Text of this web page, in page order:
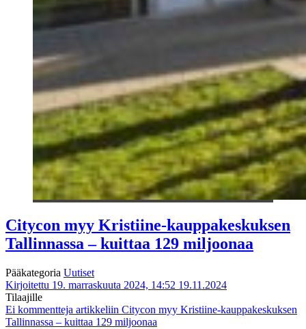
Citycon myy Kristiine-kauppakeskuksen
Tallinnassa – kuittaa 129 miljoonaa
Pääkategoria Uutiset
Kirjoitettu 19. marraskuuta 2024, 14:52 19.11.2024
Tilaajille
Ei kommentteja artikkeliin Citycon myy Kristiine-kauppakeskuksen
Tallinnassa – kuittaa 129 miljoonaa